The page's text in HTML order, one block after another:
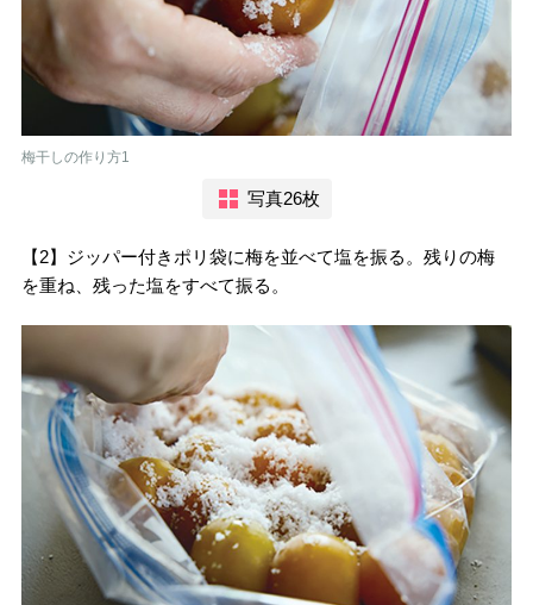
梅干しの作り方1
写真26枚
【2】ジッパー付きポリ袋に梅を並べて塩を振る。残りの梅
を重ね、残った塩をすべて振る。